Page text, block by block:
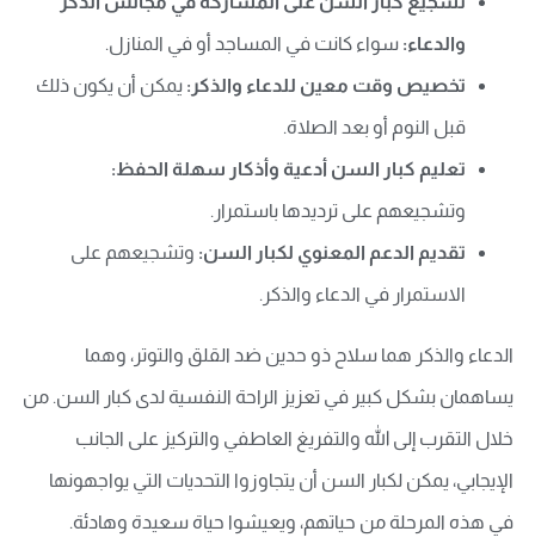
والدعاء: سواء كانت في المساجد أو في المنازل.
تخصيص وقت معين للدعاء والذكر: يمكن أن يكون ذلك
قبل النوم أو بعد الصلاة.
تعليم كبار السن أدعية وأذكار سهلة الحفظ:
وتشجيعهم على ترديدها باستمرار.
تقديم الدعم المعنوي لكبار السن: وتشجيعهم على
الاستمرار في الدعاء والذكر.
الدعاء والذكر هما سلاح ذو حدين ضد القلق والتوتر، وهما
يساهمان بشكل كبير في تعزيز الراحة النفسية لدى كبار السن. من
خلال التقرب إلى الله والتفريغ العاطفي والتركيز على الجانب
الإيجابي، يمكن لكبار السن أن يتجاوزوا التحديات التي يواجهونها
في هذه المرحلة من حياتهم، ويعيشوا حياة سعيدة وهادئة.